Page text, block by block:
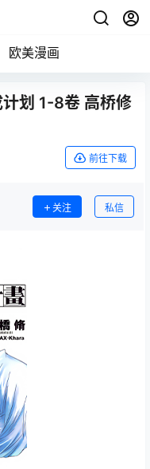
欧美漫画
划 1-8卷 高桥修
前往下载
关注 私信